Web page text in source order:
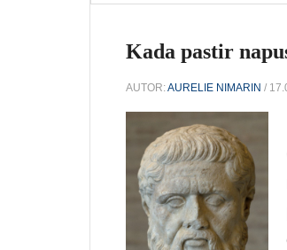
Kada pastir
AUTOR:AURELIE NIMARIN /